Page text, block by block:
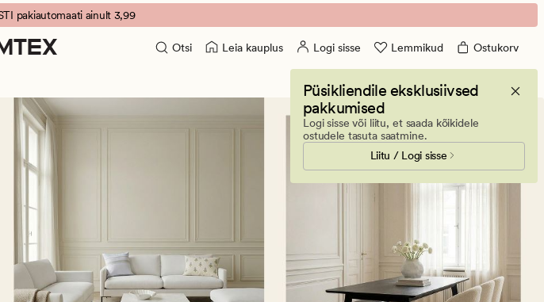
pakiautomaati ainult 3,99
Otsi Leia kauplus Logi sisse Lemmikud Ostukorv
Püsikliendile eksklusiivsed
pakkumised
Logi sisse või liitu, et saada kõikidele
ostudele tasuta saatmine.
Liitu / Logi sisse